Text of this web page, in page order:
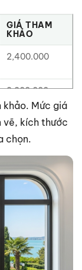
GIÁ THAM
KHẢO
2,400.000
2,300.000
2,200.000
2,700.000
1,450.000
khảo. Mức giá
vẽ, kích thước
chọn.